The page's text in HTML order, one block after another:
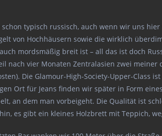
typisch russisch, auch wenn wir uns
von Hochhäusern sowie die wirklich
mordsmäßig breit ist – all das ist doch
nach vier Monaten Zentralasien zwei
Die Glamour-High-Society-Upper-
Ort für Jeans finden wir später in Form
an dem man vorbeigeht. Die Qualität ist
es gibt ein kleines Holzbrett mit Teppich,